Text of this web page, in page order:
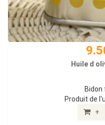
Huile d
Produit de
+